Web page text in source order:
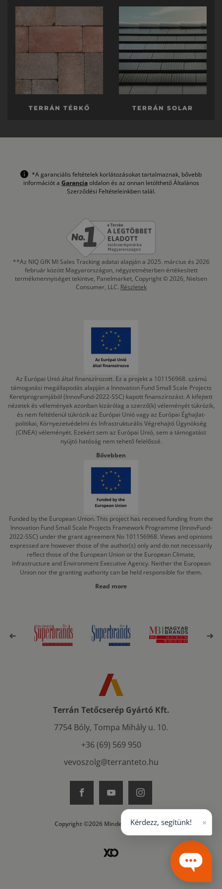
TERRÁN TÉRKŐ TERRÁN SOLAR
*A garanciális feltételek korlátozásokat tartalmaznak, bővebb
információt a Garanciaoldalon és az onnan letölthető Általános
Szerződési Feltételeinkben talál.
**Az NIQ GfK MI Sales Tracking adatai alapján a 2025. március és 2026
február között Magyarországon, négyzetméterben értékesített
termékmennyiséget tekintve, Panelmarket, Copyright © 2026, Nielsen
Consumer, LLC. Részletek
Az Európai Unió által finanszírozott. Ez a projekt a 101156968. számú
támogatási megállapodás alapján a Innovation Fund Small Scale Projects
Keretprogramjából (InnovFund-2022-SSC) kapott finanszírozást. A kifejtett
nézetek és vélemények azonban kizárólag a szerző(k) véleményét tükrözik,
és nem feltétlenül tükrözik az Európai Unió vagy az Európai Éghajlat-
politikai, Környezetvédelmi és Infrastrukturális Végrehajtó Ügynökség
(CINEA) véleményét. Ezekért sem az Európai Unió, sem a támogatást
nyújtó hatóság nem tehető felelőssé.
Bővebben
Funded by the European Union. This project has received funding from the
Innovation Fund Small Scale Projects Framework Programme (InnovFund-
2022-SSC) under the grant agreement No 101156968. Views and opinions
expressed are however those of the author(s) only and do not necessarily
reflect those of the European Union or the European Climate,
Infrastructure and Environment Executive Agency. Neither the European
Union nor the granting authority can be held responsible for them.
Read more
Terrán Tetőcserép Gyártó Kft.
7754 Bóly, Tompa Mihály u. 10.
+36 (69) 569 950
vevoszolg@terranteto.hu
Copyright ©2026 Minden jog fenntartva
Kérdezz, segítünk! ×